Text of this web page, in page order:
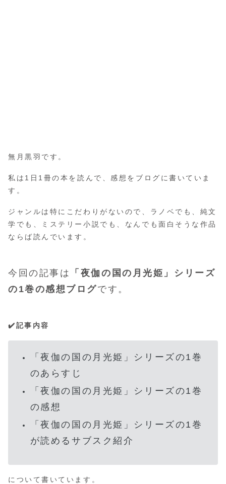
無月黒羽です。
私は1日1冊の本を読んで、感想をブログに書いていま
す。
ジャンルは特にこだわりがないので、ラノベでも、純文
学でも、ミステリー小説でも、なんでも面白そうな作品
ならば読んでいます。
今回の記事は
「夜伽の国の月光姫」シリーズ
の1巻の感想ブログです。
✔️記事内容
「夜伽の国の月光姫」シリーズの1巻
のあらすじ
「夜伽の国の月光姫」シリーズの1巻
の感想
「夜伽の国の月光姫」シリーズの1巻
が読めるサブスク紹介
について書いています。